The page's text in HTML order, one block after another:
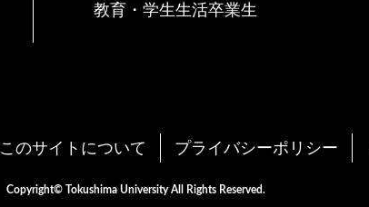
教育・学生生活卒業生
このサイトについて プライバシーポリシー
Copyright© Tokushima University All Rights Reserved.